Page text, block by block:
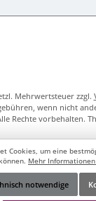
Mehrwertsteuer zzgl.
wenn nicht
Rechte vorbehalten.
Cookies, um eine
Mehr Informationen
notwendige